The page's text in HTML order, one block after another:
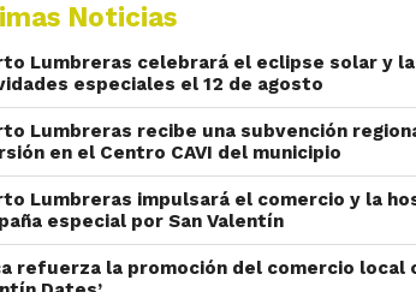
Noticias
Lumbreras celebrará el eclipse solar y
especiales el 12 de agosto
Lumbreras recibe una subvención
en el Centro CAVI del municipio
Lumbreras impulsará el comercio y la
especial por San Valentín
refuerza la promoción del comercio local